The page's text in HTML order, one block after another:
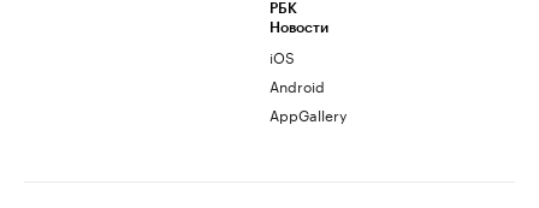
РБК
Новости
iOS
Android
AppGallery